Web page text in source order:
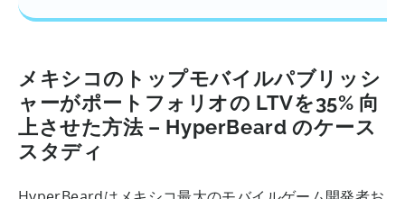
メキシコのトップモバイルパブリッシ
ャーがポートフォリオの LTVを35% 向
上させた方法 – HyperBeard のケース
スタディ